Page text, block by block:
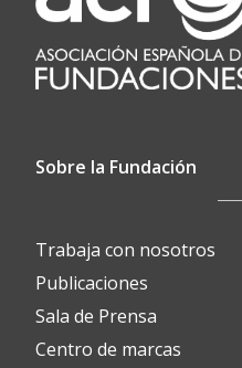
Sobre la Fundación
Trabaja con nosotros
Publicaciones
Sala de Prensa
Centro de marcas